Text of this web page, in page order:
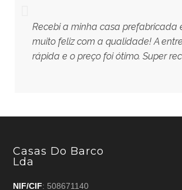
Recebi a minha casa prefabricada
muito feliz com a qualidade! A
rápida e o preço foi ótimo. Super
Casas Do Barco
Lda
NIF/CIF: 508671140